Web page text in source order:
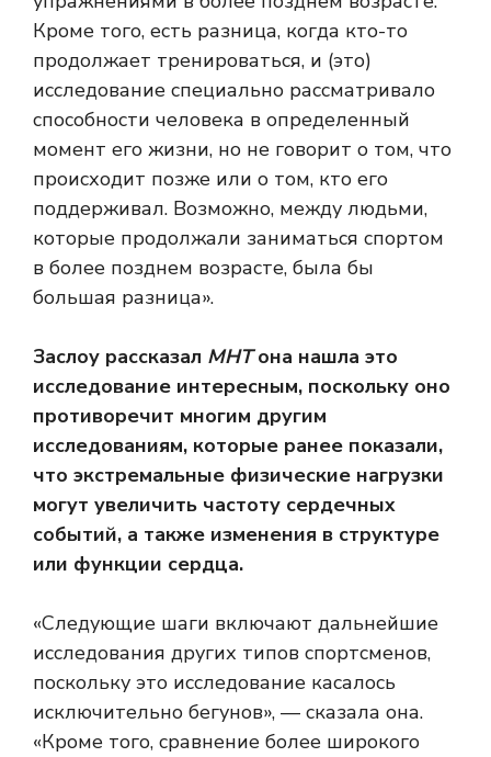
Кроме того, есть разница, когда кто-то
продолжает тренироваться, и (это)
исследование специально рассматривало
способности человека в определенный
момент его жизни, но не говорит о том, что
происходит позже или о том, кто его
поддерживал. Возможно, между людьми,
которые продолжали заниматься спортом
в более позднем возрасте, была бы
большая разница».
Заслоу рассказал МНТона нашла это
исследование интересным, поскольку оно
противоречит многим другим
исследованиям, которые ранее показали,
что экстремальные физические нагрузки
могут увеличить частоту сердечных
событий, а также изменения в структуре
или функции сердца.
«Следующие шаги включают дальнейшие
исследования других типов спортсменов,
поскольку это исследование касалось
исключительно бегунов», — сказала она.
«Кроме того, сравнение более широкого